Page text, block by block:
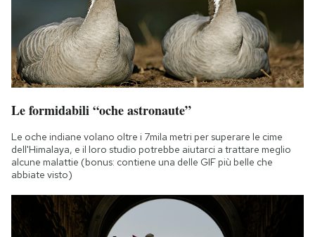
Le formidabili “oche astronaute”
Le oche indiane volano oltre i 7mila metri per superare le cime
dell'Himalaya, e il loro studio potrebbe aiutarci a trattare meglio
alcune malattie (bonus: contiene una delle GIF più belle che
abbiate visto)